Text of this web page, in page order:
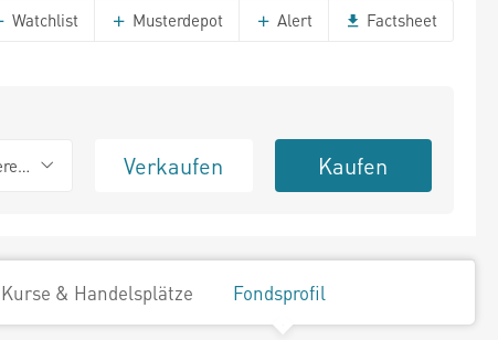
Watchlist Musterdepot Alert Factsheet
Verkaufen Kaufen
Kurse & Handelsplätze Fondsprofil